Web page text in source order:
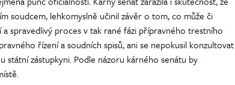
soudcem, lehkomyslně učinil závěr o tom, co může či
spravedlivý proces v tak rané fázi přípravného trestního
řízení a soudních spisů, ani se nepokusil konzultovat
státní zástupkyni. Podle názoru kárného senátu by